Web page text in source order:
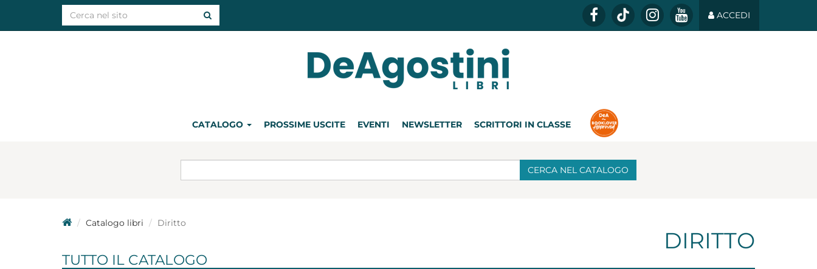
ACCEDI
CATALOGO PROSSIME USCITE EVENTI NEWSLETTER SCRITTORI IN CLASSE
CERCA NEL CATALOGO
Catalogo libri Diritto
DIRITTO
TUTTO IL CATALOGO